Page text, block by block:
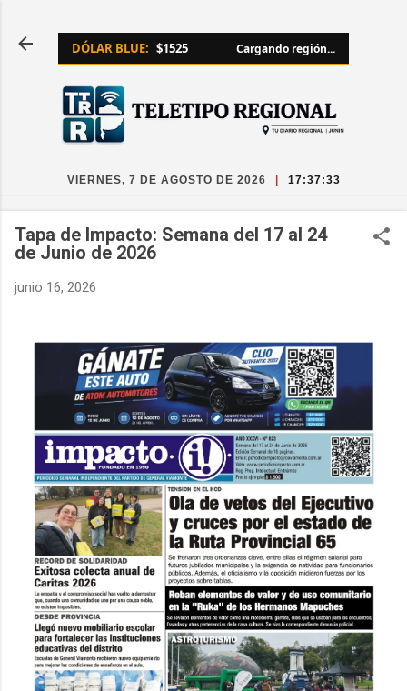
DÓLAR BLUE: $1525 Cargando región...
VIERNES, 7 DE AGOSTO DE 2026 17:37:33
Tapa de Impacto: Semana del 17 al 24
de Junio de 2026
junio 16, 2026